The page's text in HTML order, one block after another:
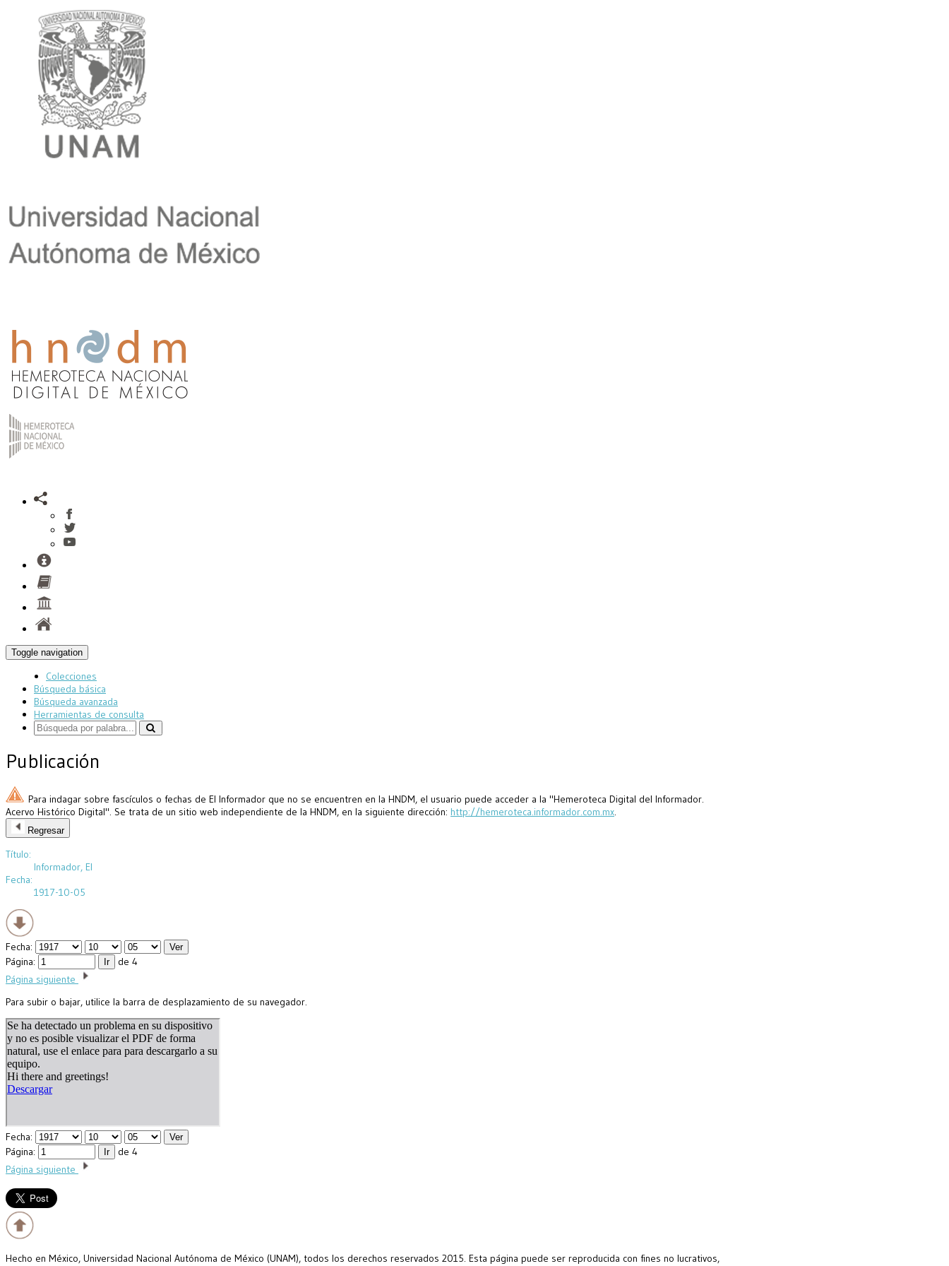
Toggle navigation
Colecciones
Búsqueda básica
Búsqueda avanzada
Herramientas de consulta
Publicación
Para indagar sobre fascículos o fechas de El Informador que no se encuentren en la HNDM, el usuario puede acceder a la "Hemeroteca Digital del Informador.
Acervo Histórico Digital". Se trata de un sitio web independiente de la HNDM, en la siguiente dirección: http://hemeroteca.informador.com.mx
Regresar
Título:
Informador, El
Fecha:
1917-10-05
Fecha:
Página:
de 4
Página siguiente
Para subir o bajar, utilice la barra de desplazamiento de su navegador.
Fecha:
Página:
de 4
Página siguiente
Hecho en México, Universidad Nacional Autónoma de México (UNAM), todos los derechos reservados 2015. Esta página puede ser reproducida con fines no lucrativos,